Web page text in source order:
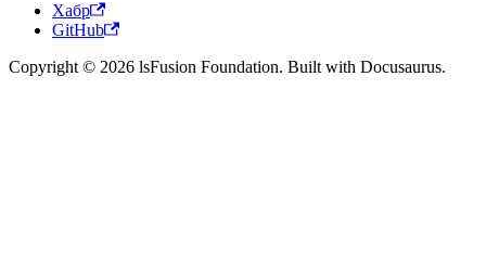
Хабр
GitHub
Copyright © 2026 lsFusion Foundation. Built with Docusaurus.